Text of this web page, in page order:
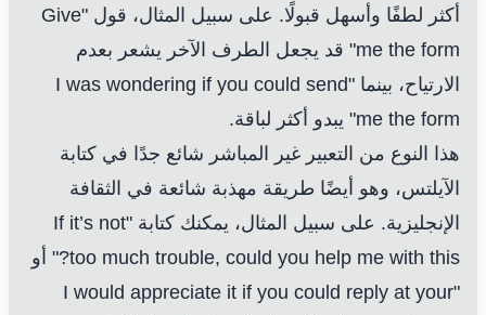
أكثر لطفًا وأسهل قبولًا. على سبيل المثال، قول "Give
me the form" قد يجعل الطرف الآخر يشعر بعدم
الارتياح، بينما "I was wondering if you could send
me the form" يبدو أكثر لباقة.
هذا النوع من التعبير غير المباشر شائع جدًا في كتابة
الآيلتس، وهو أيضًا طريقة مهذبة شائعة في الثقافة
الإنجليزية. على سبيل المثال، يمكنك كتابة "If it’s not
too much trouble, could you help me with this?" أو
"I would appreciate it if you could reply at your